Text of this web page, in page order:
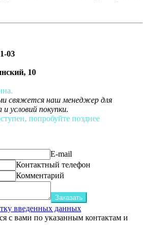
03
10
свяжется наш менеджер для
условий покупки.
попробуйте позднее
E-mail
Контактный телефон
Комментарий
Заказать
введенных данных
с вами по указанным контактам и